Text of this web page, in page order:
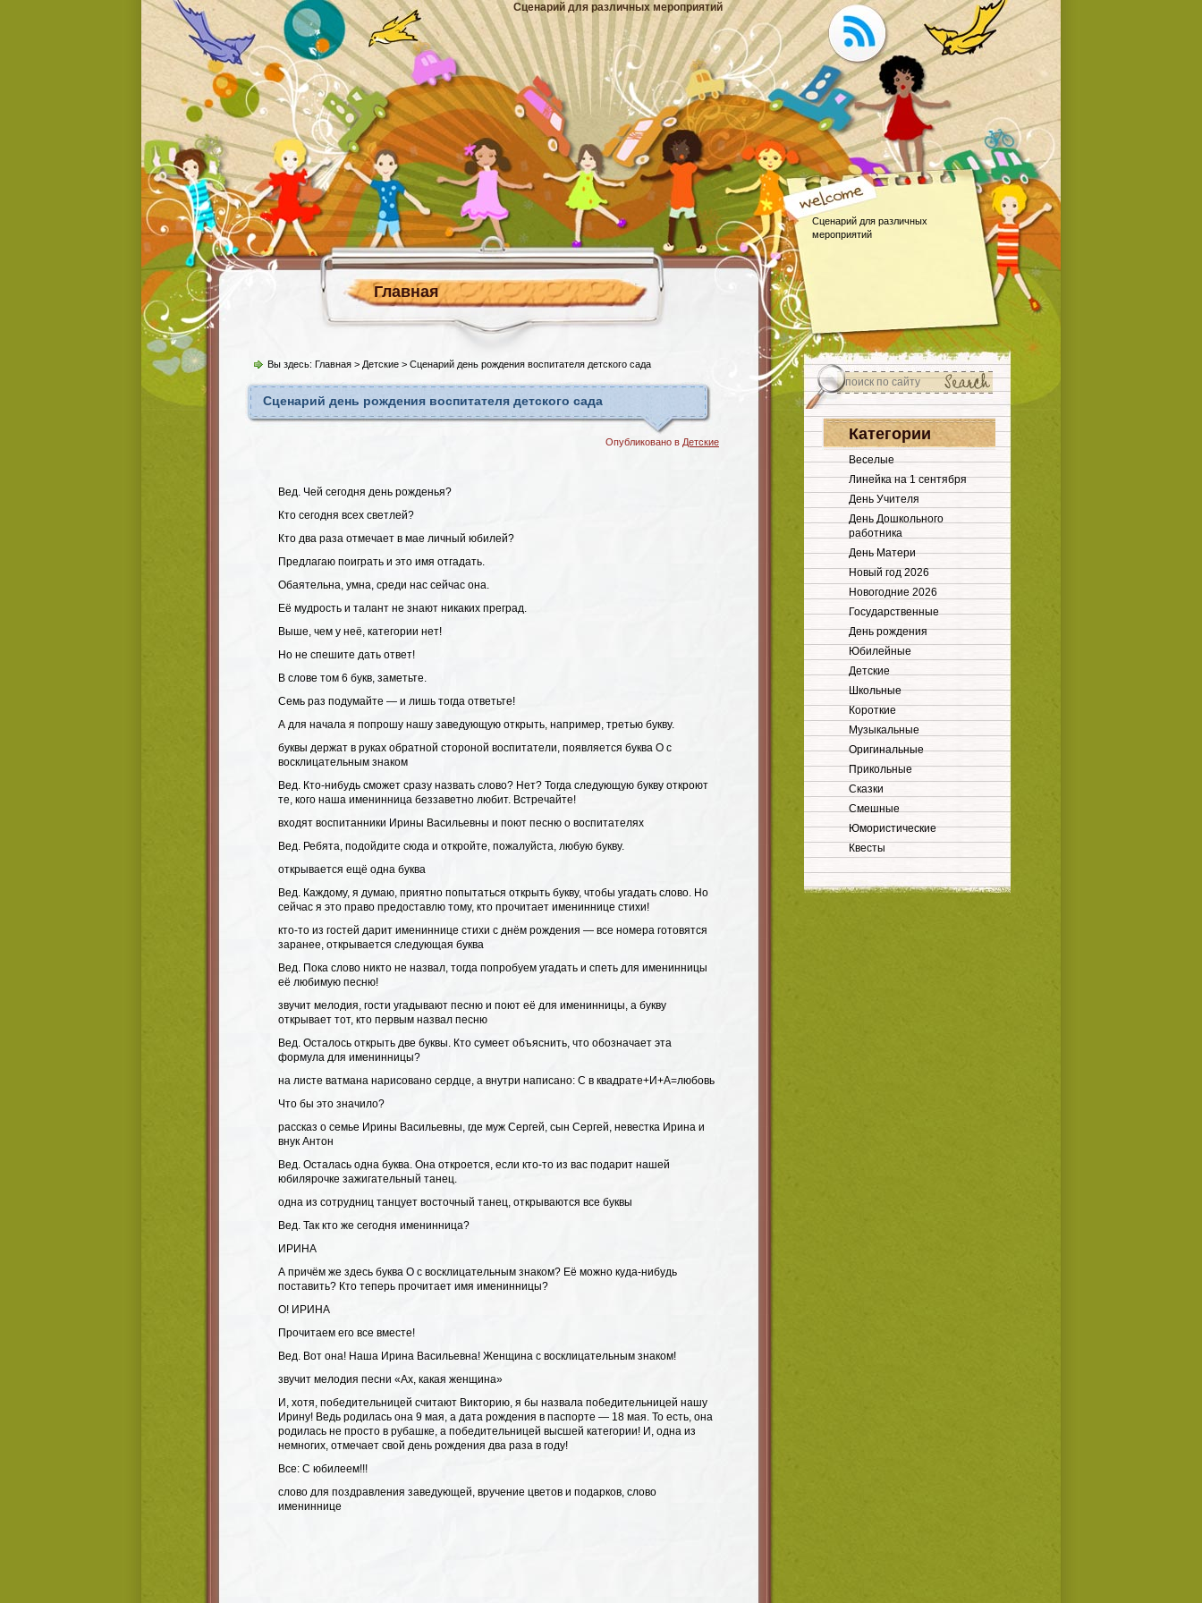
Сценарий для различных мероприятий
Главная
Сценарий для различных
мероприятий
Вы здесь: Главная > Детские > Сценарий день рождения воспитателя детского сада
Сценарий день рождения воспитателя детского сада
Опубликовано в Детские
Вед. Чей сегодня день рожденья?
Кто сегодня всех светлей?
Кто два раза отмечает в мае личный юбилей?
Предлагаю поиграть и это имя отгадать.
Обаятельна, умна, среди нас сейчас она.
Её мудрость и талант не знают никаких преград.
Выше, чем у неё, категории нет!
Но не спешите дать ответ!
В слове том 6 букв, заметьте.
Семь раз подумайте — и лишь тогда ответьте!
А для начала я попрошу нашу заведующую открыть, например, третью букву.
буквы держат в руках обратной стороной воспитатели, появляется буква О с
восклицательным знаком
Вед. Кто-нибудь сможет сразу назвать слово? Нет? Тогда следующую букву откроют
те, кого наша именинница беззаветно любит. Встречайте!
входят воспитанники Ирины Васильевны и поют песню о воспитателях
Вед. Ребята, подойдите сюда и откройте, пожалуйста, любую букву.
открывается ещё одна буква
Вед. Каждому, я думаю, приятно попытаться открыть букву, чтобы угадать слово. Но
сейчас я это право предоставлю тому, кто прочитает имениннице стихи!
кто-то из гостей дарит имениннице стихи с днём рождения — все номера готовятся
заранее, открывается следующая буква
Вед. Пока слово никто не назвал, тогда попробуем угадать и спеть для именинницы
её любимую песню!
звучит мелодия, гости угадывают песню и поют её для именинницы, а букву
открывает тот, кто первым назвал песню
Вед. Осталось открыть две буквы. Кто сумеет объяснить, что обозначает эта
формула для именинницы?
на листе ватмана нарисовано сердце, а внутри написано: С в квадрате+И+А=любовь
Что бы это значило?
рассказ о семье Ирины Васильевны, где муж Сергей, сын Сергей, невестка Ирина и
внук Антон
Вед. Осталась одна буква. Она откроется, если кто-то из вас подарит нашей
юбилярочке зажигательный танец.
одна из сотрудниц танцует восточный танец, открываются все буквы
Вед. Так кто же сегодня именинница?
ИРИНА
А причём же здесь буква О с восклицательным знаком? Её можно куда-нибудь
поставить? Кто теперь прочитает имя именинницы?
О! ИРИНА
Прочитаем его все вместе!
Вед. Вот она! Наша Ирина Васильевна! Женщина с восклицательным знаком!
звучит мелодия песни «Ах, какая женщина»
И, хотя, победительницей считают Викторию, я бы назвала победительницей нашу
Ирину! Ведь родилась она 9 мая, а дата рождения в паспорте — 18 мая. То есть, она
родилась не просто в рубашке, а победительницей высшей категории! И, одна из
немногих, отмечает свой день рождения два раза в году!
Все: С юбилеем!!!
слово для поздравления заведующей, вручение цветов и подарков, слово
имениннице
Категории
Веселые
Линейка на 1 сентября
День Учителя
День Дошкольного
работника
День Матери
Новый год 2026
Новогодние 2026
Государственные
День рождения
Юбилейные
Детские
Школьные
Короткие
Музыкальные
Оригинальные
Прикольные
Сказки
Смешные
Юмористические
Квесты